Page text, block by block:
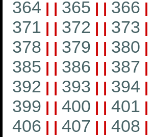
364 | | 365 | | 366 |
371 | | 372 | | 373 |
378 | | 379 | | 380 |
385 | | 386 | | 387 |
392 | | 393 | | 394 |
399 | | 400 | | 401 |
406 | | 407 | | 408 |